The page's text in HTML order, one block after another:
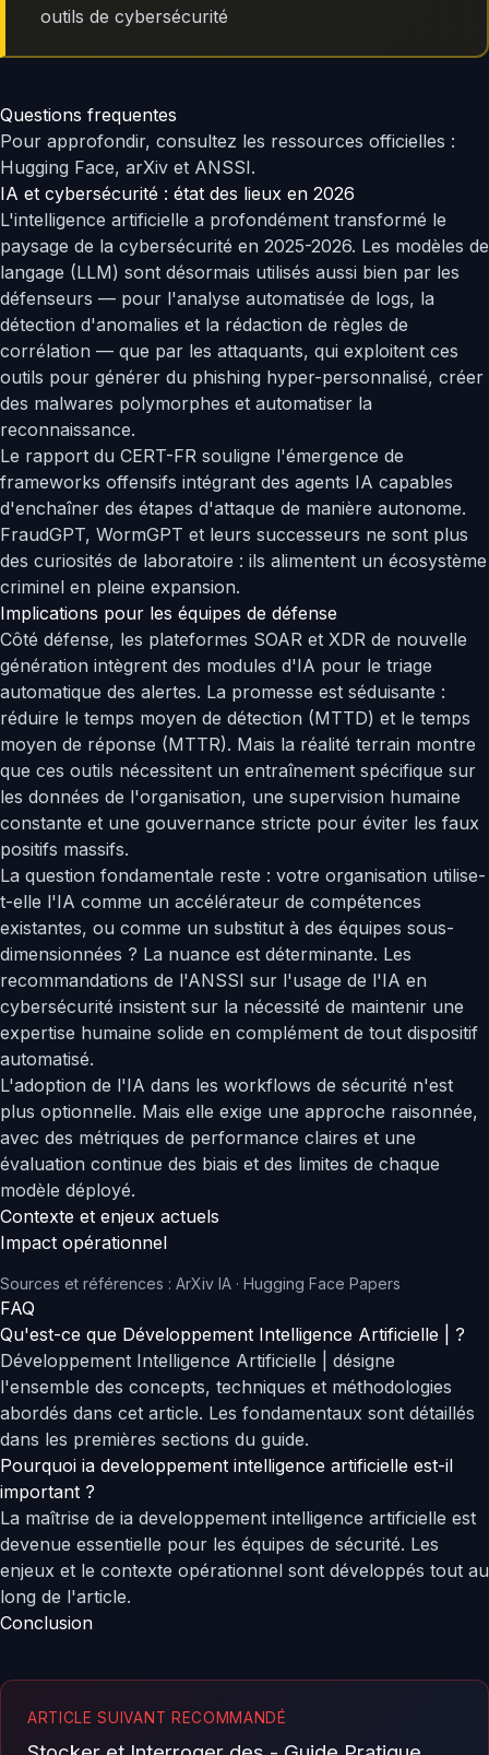
outils de cybersécurité
Questions frequentes
Pour approfondir, consultez les ressources officielles :
Hugging Face, arXiv et ANSSI.
IA et cybersécurité : état des lieux en 2026
L'intelligence artificielle a profondément transformé le
paysage de la cybersécurité en 2025-2026. Les modèles de
langage (LLM) sont désormais utilisés aussi bien par les
défenseurs — pour l'analyse automatisée de logs, la
détection d'anomalies et la rédaction de règles de
corrélation — que par les attaquants, qui exploitent ces
outils pour générer du phishing hyper-personnalisé, créer
des malwares polymorphes et automatiser la
reconnaissance.
Le rapport du CERT-FR souligne l'émergence de
frameworks offensifs intégrant des agents IA capables
d'enchaîner des étapes d'attaque de manière autonome.
FraudGPT, WormGPT et leurs successeurs ne sont plus
des curiosités de laboratoire : ils alimentent un écosystème
criminel en pleine expansion.
Implications pour les équipes de défense
Côté défense, les plateformes SOAR et XDR de nouvelle
génération intègrent des modules d'IA pour le triage
automatique des alertes. La promesse est séduisante :
réduire le temps moyen de détection (MTTD) et le temps
moyen de réponse (MTTR). Mais la réalité terrain montre
que ces outils nécessitent un entraînement spécifique sur
les données de l'organisation, une supervision humaine
constante et une gouvernance stricte pour éviter les faux
positifs massifs.
La question fondamentale reste : votre organisation utilise-
t-elle l'IA comme un accélérateur de compétences
existantes, ou comme un substitut à des équipes sous-
dimensionnées ? La nuance est déterminante. Les
recommandations de l'ANSSI sur l'usage de l'IA en
cybersécurité insistent sur la nécessité de maintenir une
expertise humaine solide en complément de tout dispositif
automatisé.
L'adoption de l'IA dans les workflows de sécurité n'est
plus optionnelle. Mais elle exige une approche raisonnée,
avec des métriques de performance claires et une
évaluation continue des biais et des limites de chaque
modèle déployé.
Contexte et enjeux actuels
Impact opérationnel
Sources et références : ArXiv IA · Hugging Face Papers
FAQ
Qu'est-ce que Développement Intelligence Artificielle | ?
Développement Intelligence Artificielle | désigne
l'ensemble des concepts, techniques et méthodologies
abordés dans cet article. Les fondamentaux sont détaillés
dans les premières sections du guide.
Pourquoi ia developpement intelligence artificielle est-il
important ?
La maîtrise de ia developpement intelligence artificielle est
devenue essentielle pour les équipes de sécurité. Les
enjeux et le contexte opérationnel sont développés tout au
long de l'article.
Conclusion
ARTICLE SUIVANT RECOMMANDÉ